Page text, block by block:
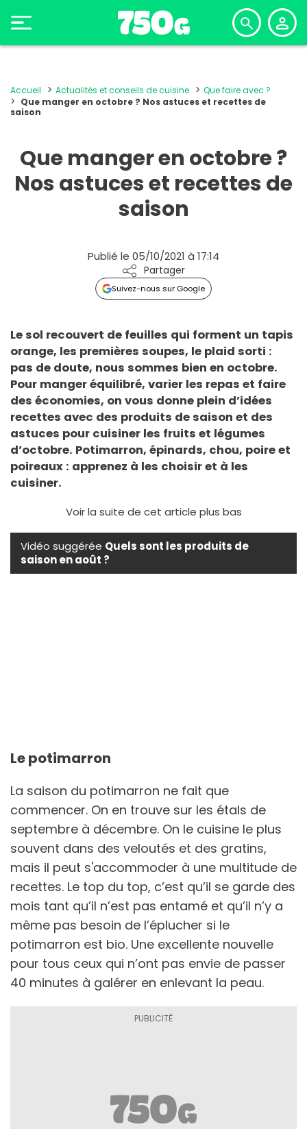
Accueil Actualités et conseils de cuisine
Que faire avec ?
Que manger en octobre ? Nos astuces et recettes de
saison
Que manger en octobre ?
Nos astuces et recettes de
saison
Publié le 05/10/2021 à 17:14
Partager
Suivez-nous sur Google
Le sol recouvert de feuilles qui forment un tapis
orange, les premières soupes, le plaid sorti :
pas de doute, nous sommes bien en octobre.
Pour manger équilibré, varier les repas et faire
des économies, on vous donne plein d’idées
recettes avec des produits de saison et des
astuces pour cuisiner les fruits et légumes
d’octobre. Potimarron, épinards, chou, poire et
poireaux : apprenez à les choisir et à les
cuisiner.
Voir la suite de cet article plus bas
Vidéo suggérée Quels sont les produits de
saison en août ?
Le potimarron
La saison du potimarron ne fait que
commencer. On en trouve sur les étals de
septembre à décembre. On le cuisine le plus
souvent dans des veloutés et des gratins,
mais il peut s'accommoder à une multitude de
recettes. Le top du top, c’est qu’il se garde des
mois tant qu’il n’est pas entamé et qu’il n’y a
même pas besoin de l’éplucher si le
potimarron est bio. Une excellente nouvelle
pour tous ceux qui n’ont pas envie de passer
40 minutes à galérer en enlevant la peau.